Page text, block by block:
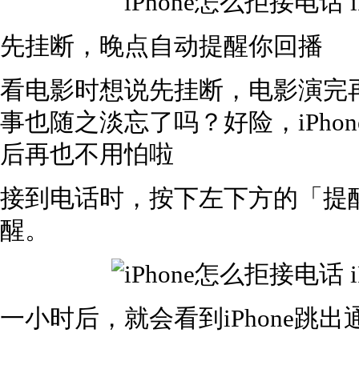
先挂断，晚点自动提醒你回播
看电影时想说先挂断，电影演
事也随之淡忘了吗？好险，
后再也不用怕啦
接到电话时，按下左下方的「
醒。
一小时后，就会看到iPhone跳出